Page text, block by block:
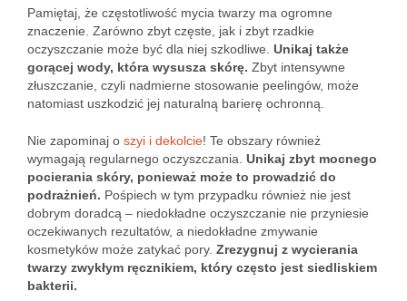
Pamiętaj, że częstotliwość mycia twarzy ma ogromne
znaczenie. Zarówno zbyt częste, jak i zbyt rzadkie
oczyszczanie może być dla niej szkodliwe. Unikaj także
gorącej wody, która wysusza skórę. Zbyt intensywne
złuszczanie, czyli nadmierne stosowanie peelingów, może
natomiast uszkodzić jej naturalną barierę ochronną.
Nie zapominaj o szyi i dekolcie! Te obszary również
wymagają regularnego oczyszczania. Unikaj zbyt mocnego
pocierania skóry, ponieważ może to prowadzić do
podrażnień. Pośpiech w tym przypadku również nie jest
dobrym doradcą – niedokładne oczyszczanie nie przyniesie
oczekiwanych rezultatów, a niedokładne zmywanie
kosmetyków może zatykać pory. Zrezygnuj z wycierania
twarzy zwykłym ręcznikiem, który często jest siedliskiem
bakterii.